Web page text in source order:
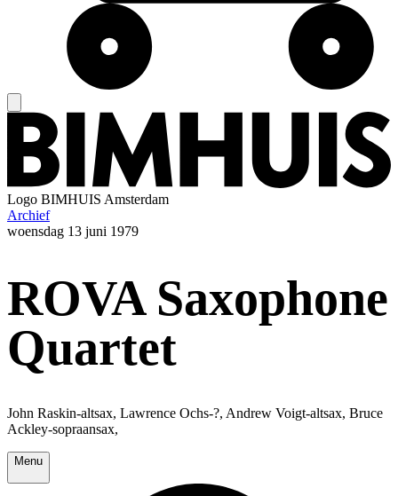
Logo BIMHUIS Amsterdam
Archief
woensdag 13 juni 1979
ROVA Saxophone
Quartet
John Raskin-altsax, Lawrence Ochs-?, Andrew Voigt-altsax, Bruce
Ackley-sopraansax,
Menu